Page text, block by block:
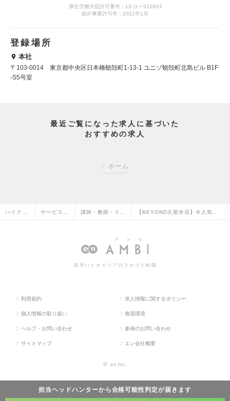
厚生労働大臣許可番号：13-ユー312803
紹介事業許可年：2021年1月
登録場所
本社
〒103-0014 東京都中央区日本橋蛎殻町1-13-1 ユニゾ蛎殻町北島ビル B1F
-S5号室
最近ご覧になった求人に基づいた
おすすめの求人
ホーム
担当ヘッドハンターから合格可能性判定が届きます
ハイクラ サービス・ 講師・教師・イン
職
【BEYOND久留米店】今人気の
人情報
若手ハイキャリアのスカウト転職
利用規約 求人情報に関するポリシー
個人情報の取り扱い 推奨環境
ヘルプ・お問い合わせ 参画のお問い合わせ
サイトマップ エン会社概要
© en Inc.